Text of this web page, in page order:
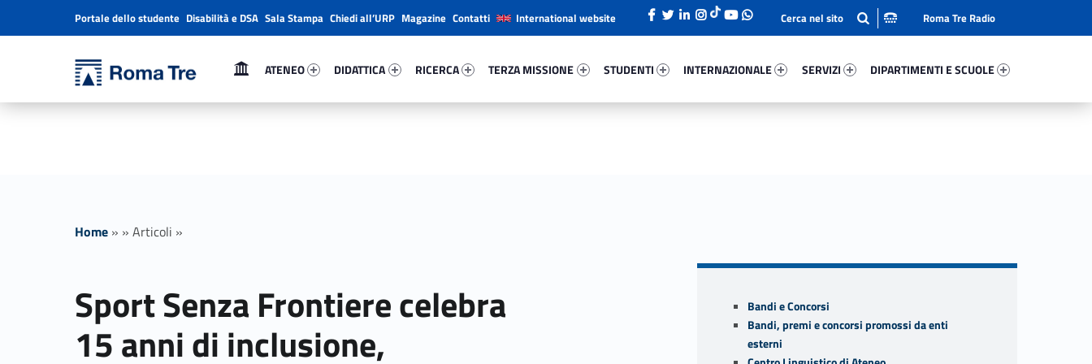
Primary Menu
ATENEO
DIDATTICA
RICERCA
TERZA MISSIONE
STUDENTI
INTERNAZIONALE
SERVIZI
DIPARTIMENTI E SCUOLE
Header info sidebar
Portale dello studente Disabilità e DSA Sala Stampa Chiedi all’URP Magazine Contatti International website Roma Tre Radio
Home » » Articoli »
Sport Senza Frontiere celebra
15 anni di inclusione,
Sidebar Bandi e Concorsi
Bandi, premi e concorsi promossi da enti
esterni